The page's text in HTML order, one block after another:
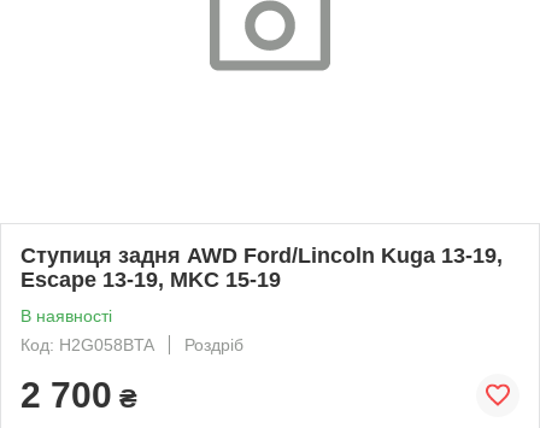
Ступиця задня AWD Ford/Lincoln Kuga 13-19,
Escape 13-19, MKC 15-19
В наявності
Код: H2G058BTA
Роздріб
2 700 ₴